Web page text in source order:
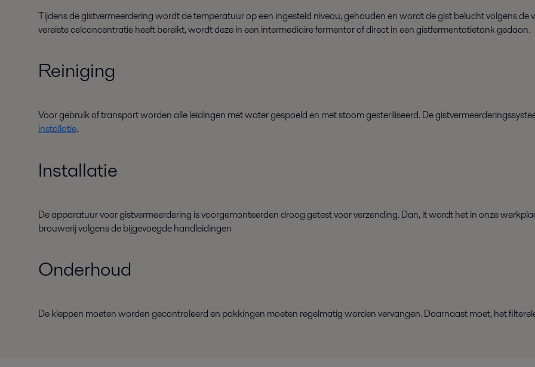
Tijdens de gistvermeerdering wordt de temperatuur op een ingesteld niveau,gehouden en wordt de gist belucht volgens de
vereiste celconcentratie heeft bereikt, wordt deze in een intermediaire fermentor of direct in eengistfermentatietank gedaan.
Reiniging
Voor gebruik of transport worden alle leidingen met water gespoeld en met stoom gesteriliseerd. De
installatie.
Installatie
De apparatuur voor gistvermeerdering isvoorgemonteerdendrooggetestvoor verzending.Dan,itwordt het in onze
brouwerij volgensdebijgevoegde handleidingen
Onderhoud
De kleppen moeten worden gecontroleerd en pakkingen moeten regelmatig worden vervangen.Daarnaastmoet,het